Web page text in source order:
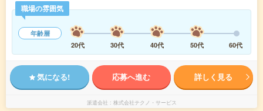
職場の雰囲気
年齢層
20代
30代 40代 50代 60代
気になる! 応募へ進む 詳しく見る
派遣会社 株式会社テクノ・サービス